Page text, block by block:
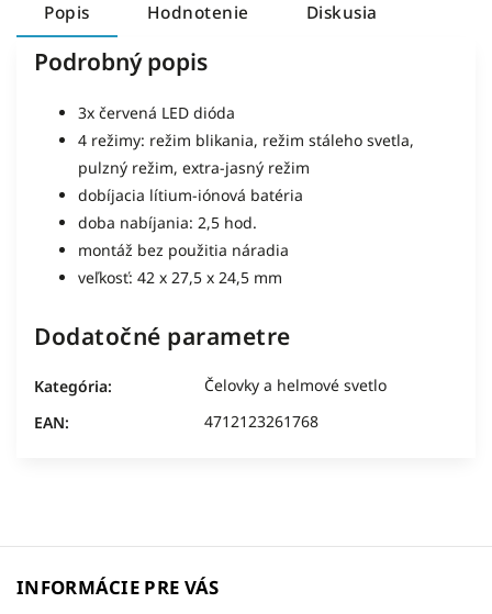
Popis Hodnotenie Diskusia
Podrobný popis
3x červená LED dióda
4 režimy: režim blikania, režim stáleho svetla,
pulzný režim, extra-jasný režim
dobíjacia lítium-iónová batéria
doba nabíjania: 2,5 hod.
montáž bez použitia náradia
veľkosť: 42 x 27,5 x 24,5 mm
Dodatočné parametre
Kategória:
Čelovky a helmové svetlo
EAN: 4712123261768
INFORMÁCIE PRE VÁS